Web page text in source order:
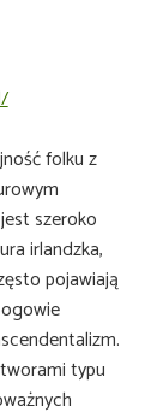
folku z
szeroko
irlandzka,
pojawiają
typu